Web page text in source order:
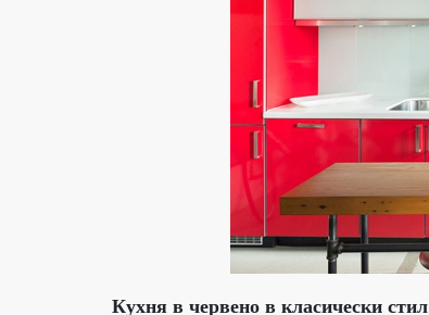
Кухня в червено в класически стил